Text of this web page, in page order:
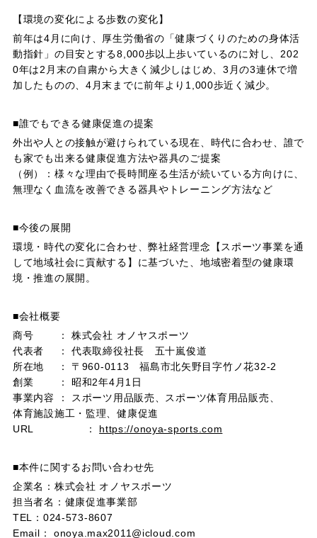
【環境の変化による歩数の変化】
前年は4月に向け、厚生労働省の「健康づくりのための身体活
動指針」の目安とする8,000歩以上歩いているのに対し、202
0年は2月末の自粛から大きく減少しはじめ、3月の3連休で増
加したものの、4月末までに前年より1,000歩近く減少。
■誰でもできる健康促進の提案
外出や人との接触が避けられている現在、時代に合わせ、誰で
も家でも出来る健康促進方法や器具のご提案
（例）：様々な理由で長時間座る生活が続いている方向けに、
無理なく血流を改善できる器具やトレーニング方法など
■今後の展開
環境・時代の変化に合わせ、弊社経営理念【スポーツ事業を通
して地域社会に貢献する】に基づいた、地域密着型の健康環
境・推進の展開。
■会社概要
商号 ： 株式会社 オノヤスポーツ
代表者 ： 代表取締役社長 五十嵐俊道
所在地 ： 〒960-0113 福島市北矢野目字竹ノ花32-2
創業 ： 昭和2年4月1日
事業内容 ： スポーツ用品販売、スポーツ体育用品販売、
体育施設施工・監理、健康促進
URL ： https://onoya-sports.com
■本件に関するお問い合わせ先
企業名：株式会社 オノヤスポーツ
担当者名：健康促進事業部
TEL：024-573-8607
Email： onoya.max2011@icloud.com